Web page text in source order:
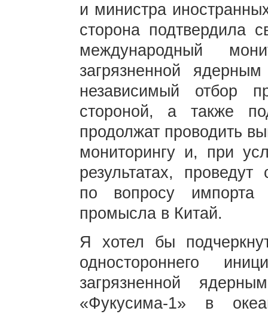
и министра
сторона подтвердила
международный
загрязненной
независимый отбор
стороной, а также
продолжат проводить
мониторингу и, при
результатах, проведут
по вопросу импорта
промысла в Китай.
Я хотел бы
одностороннего
загрязненной
«Фукусима-1» в